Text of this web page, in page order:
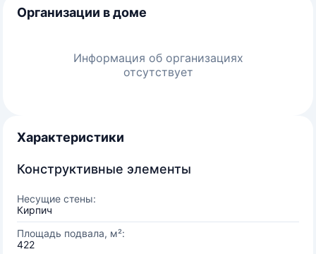
Организации в доме
Информация об организациях
отсутствует
Характеристики
Конструктивные элементы
Несущие стены:
Кирпич
Площадь подвала, м²:
422